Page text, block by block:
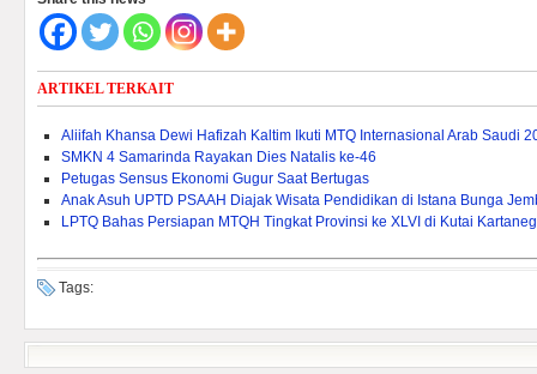
ARTIKEL TERKAIT
Aliifah Khansa Dewi Hafizah Kaltim Ikuti MTQ Internasional Arab Saudi
SMKN 4 Samarinda Rayakan Dies Natalis ke-46
Petugas Sensus Ekonomi Gugur Saat Bertugas
Anak Asuh UPTD PSAAH Diajak Wisata Pendidikan di Istana Bunga
LPTQ Bahas Persiapan MTQH Tingkat Provinsi ke XLVI di Kutai
Tags: